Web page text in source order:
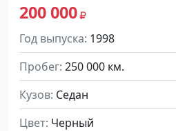
200 000
Год выпуска 1998
Пробег 250 000 км.
Кузов Седан
Цвет Черный